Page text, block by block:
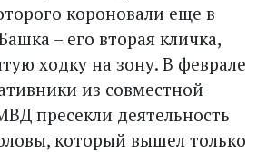
короновали еще в
– его вторая кличка,
ходку на зону. В феврале
из совместной
пресекли деятельность
который вышел только